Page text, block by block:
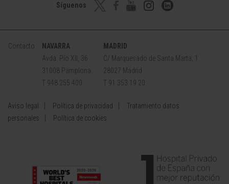
Síguenos
Contacto
NAVARRA
Avda. Pío XII, 36
31008 Pamplona
T 948 255 400
MADRID
C/ Marquesado de Santa Marta, 1
28027 Madrid
T 91 353 19 20
Aviso legal Política de privacidad
Tratamiento datos
personales
Política de cookies